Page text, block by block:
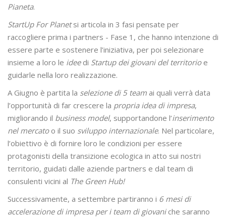
Pianeta.
StartUp For Planetsi articola in 3 fasi pensate per
raccogliere prima i partners - Fase 1, che hanno intenzione di
essere parte e sostenere l’iniziativa, per poi selezionare
insieme a loro le ideedi Startup dei giovani del territorio e
guidarle nella loro realizzazione.
A Giugno è partita la selezione di 5 team ai quali verrà data
l’opportunità di far crescere la propria idea di impresa,
migliorando il business model, supportandone l’inserimento
nel mercatoo il suo sviluppo internazionale. Nel particolare,
l’obiettivo è di fornire loro le condizioni per essere
protagonisti della transizione ecologica in atto sui nostri
territorio, guidati dalle aziende partners e dal team di
consulenti vicini al The Green Hub!
Successivamente, a settembre partiranno i 6 mesi di
accelerazione di impresa per i team di giovaniche saranno